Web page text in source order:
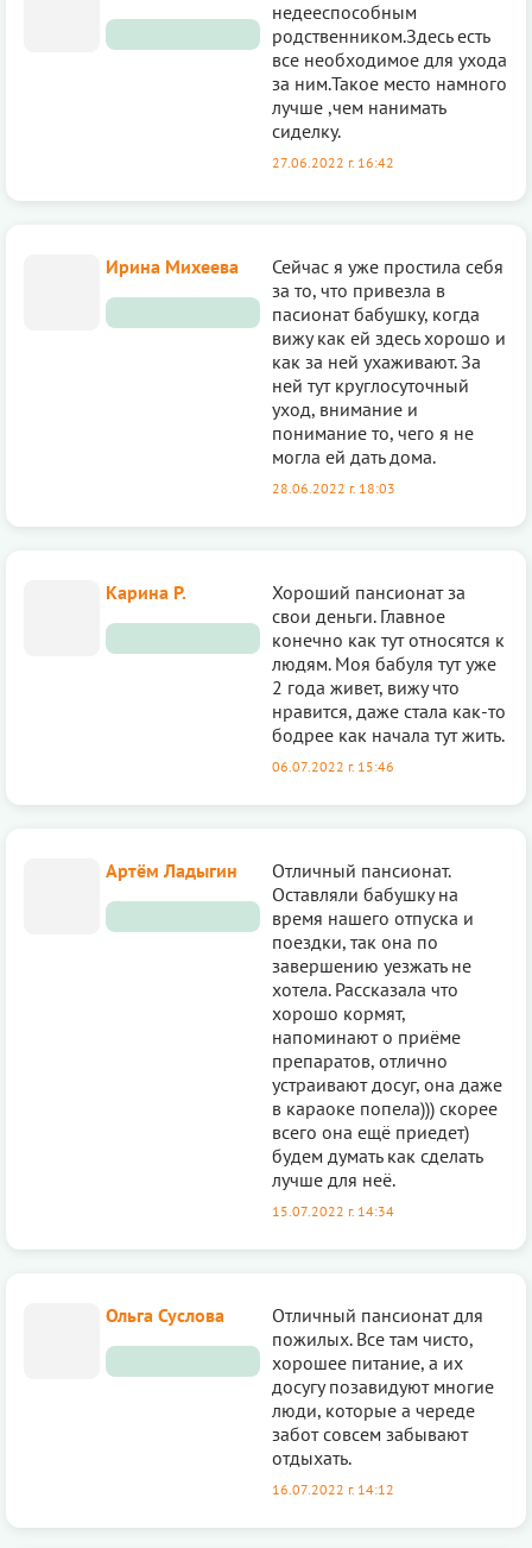
недееспособным
родственником.Здесь есть
все необходимое для ухода
за ним.Такое место намного
лучше ,чем нанимать
сиделку.
27.06.2022 г. 16:42
Ирина Михеева
Сейчас я уже простила себя
за то, что привезла в
пасионат бабушку, когда
вижу как ей здесь хорошо и
как за ней ухаживают. За
ней тут круглосуточный
уход, внимание и
понимание то, чего я не
могла ей дать дома.
28.06.2022 г. 18:03
Карина Р.
Хороший пансионат за
свои деньги. Главное
конечно как тут относятся к
людям. Моя бабуля тут уже
2 года живет, вижу что
нравится, даже стала как-то
бодрее как начала тут жить.
06.07.2022 г. 15:46
Артём Ладыгин
Отличный пансионат.
Оставляли бабушку на
время нашего отпуска и
поездки, так она по
завершению уезжать не
хотела. Рассказала что
хорошо кормят,
напоминают о приёме
препаратов, отлично
устраивают досуг, она даже
в караоке попела))) скорее
всего она ещё приедет)
будем думать как сделать
лучше для неё.
15.07.2022 г. 14:34
Ольга Суслова
Отличный пансионат для
пожилых. Все там чисто,
хорошее питание, а их
досугу позавидуют многие
люди, которые а череде
забот совсем забывают
отдыхать.
16.07.2022 г. 14:12